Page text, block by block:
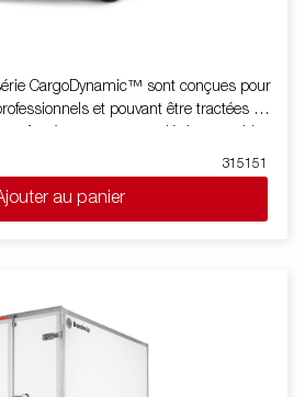
CargoDynamic™ sont conçues pour
grâce à une remorque légère capable
les marchandises. La remorque offre
élevée. La conception de la remorque
sur toutes ses faces pour être ainsi
Les images sont fournies à titre
peuvent montrer des équipements en
315151
au panier